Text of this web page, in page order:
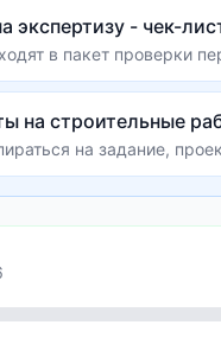
экспертизу - чек-
в пакет проверки
на строительные
на задание,